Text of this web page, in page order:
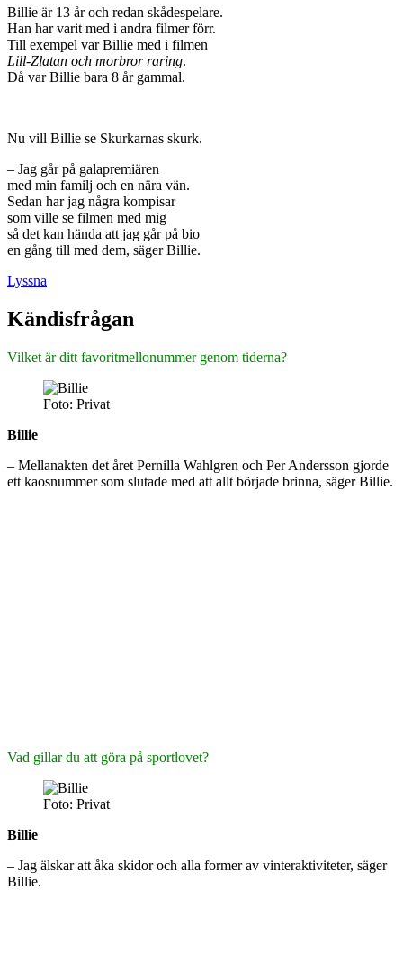
Billie är 13 år och redan skådespelare.
Han har varit med i andra filmer förr.
Till exempel var Billie med i filmen
Lill-Zlatan och morbror raring.
Då var Billie bara 8 år gammal.
Nu vill Billie se Skurkarnas skurk.
– Jag går på galapremiären
med min familj och en nära vän.
Sedan har jag några kompisar
som ville se filmen med mig
så det kan hända att jag går på bio
en gång till med dem, säger Billie.
Lyssna
Kändisfrågan
Vilket är ditt favoritmellonummer genom tiderna?
Foto: Privat
Billie
– Mellanakten det året Pernilla Wahlgren och Per Andersson gjorde
ett kaosnummer som slutade med att allt började brinna, säger Billie.
Vad gillar du att göra på sportlovet?
Foto: Privat
Billie
– Jag älskar att åka skidor och alla former av vinteraktiviteter, säger
Billie.